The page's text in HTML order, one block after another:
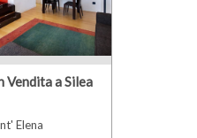
Vendita a Silea
Elena